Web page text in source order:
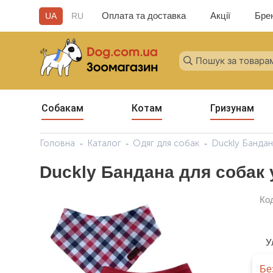
UA RU Оплата та доставка Акції
Собакам Котам Гризунам
Головна Каталог Одяг для собак Duckly
Duckly Бандана для собак